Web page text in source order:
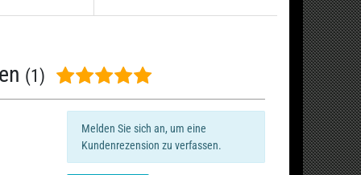
(1)
Melden Sie sich an, um eine
Kundenrezension zu verfassen.